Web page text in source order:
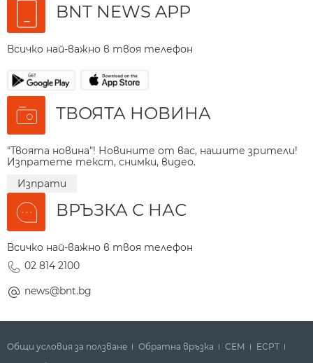
BNT NEWS APP
Всичко най-важно в твоя телефон
ТВОЯТА НОВИНА
"Твоята новина"! Новините от вас, нашите зрители!
Изпратете текст, снимки, видео.
Изпрати
ВРЪЗКА С НАС
Всичко най-важно в твоя телефон
02 814 2100
news@bnt.bg
Общи условия за ползване Обратна връзка СЕМ
ECPT